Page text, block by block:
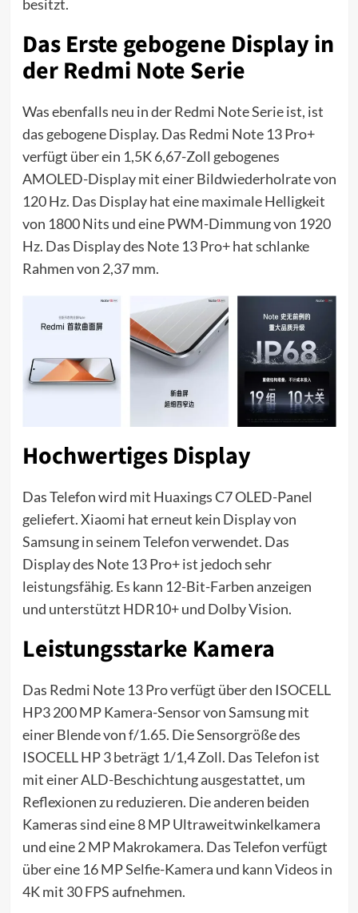
besitzt.
Das Erste gebogene Display in
der Redmi Note Serie
Was ebenfalls neu in der Redmi Note Serie ist, ist
das gebogene Display. Das Redmi Note 13 Pro+
verfügt über ein 1,5K 6,67-Zoll gebogenes
AMOLED-Display mit einer Bildwiederholrate von
120 Hz. Das Display hat eine maximale Helligkeit
von 1800 Nits und eine PWM-Dimmung von 1920
Hz. Das Display des Note 13 Pro+ hat schlanke
Rahmen von 2,37 mm.
Hochwertiges Display
Das Telefon wird mit Huaxings C7 OLED-Panel
geliefert. Xiaomi hat erneut kein Display von
Samsung in seinem Telefon verwendet. Das
Display des Note 13 Pro+ ist jedoch sehr
leistungsfähig. Es kann 12-Bit-Farben anzeigen
und unterstützt HDR10+ und Dolby Vision.
Leistungsstarke Kamera
Das Redmi Note 13 Pro verfügt über den ISOCELL
HP3 200 MP Kamera-Sensor von Samsung mit
einer Blende von f/1.65. Die Sensorgröße des
ISOCELL HP 3 beträgt 1/1,4 Zoll. Das Telefon ist
mit einer ALD-Beschichtung ausgestattet, um
Reflexionen zu reduzieren. Die anderen beiden
Kameras sind eine 8 MP Ultraweitwinkelkamera
und eine 2 MP Makrokamera. Das Telefon verfügt
über eine 16 MP Selfie-Kamera und kann Videos in
4K mit 30 FPS aufnehmen.